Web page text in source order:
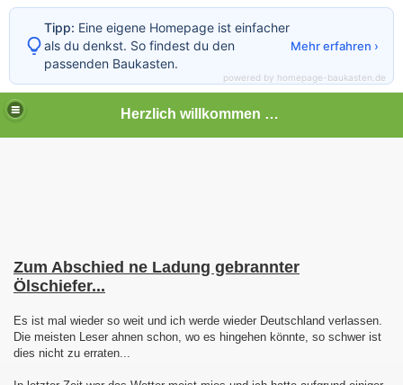
Herzlich willkommen auf meiner Bahnseite
Zum Abschied ne Ladung gebrannter
Ölschiefer...
Es ist mal wieder so weit und ich werde wieder Deutschland verlassen.
Die meisten Leser ahnen schon, wo es hingehen könnte, so schwer ist
dies nicht zu erraten...
Tipp: Eine eigene Homepage ist einfacher
als du denkst. So findest du den
passenden Baukasten.
Mehr erfahren ›
powered by homepage-baukasten.de